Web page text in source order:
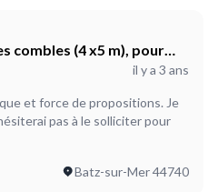
combles (4 x5 m), pour
il y a 3 ans
et force de propositions. Je
pas à le solliciter pour
Batz-sur-Mer 44740